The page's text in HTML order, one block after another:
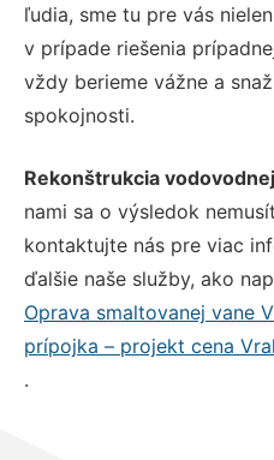
ľudia, sme tu pre vás
v prípade riešenia
vždy berieme vážne a
spokojnosti.
Rekonštrukcia
nami sa o výsledok
kontaktujte nás pre viac
ďalšie naše služby, ako
Oprava smaltovanej vane
prípojka – projekt cena
.